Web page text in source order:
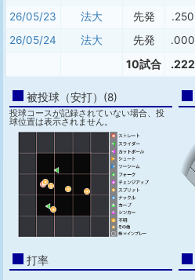
26/05/23
法大 先発 .250
26/05/24
法大 先発 .000
10試合 .222
被投球（安打）(8)
投球コースが記録されていない場合、投
球位置は表示されません。
打率